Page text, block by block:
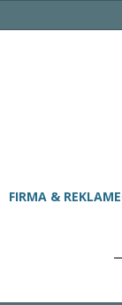
FIRMA &